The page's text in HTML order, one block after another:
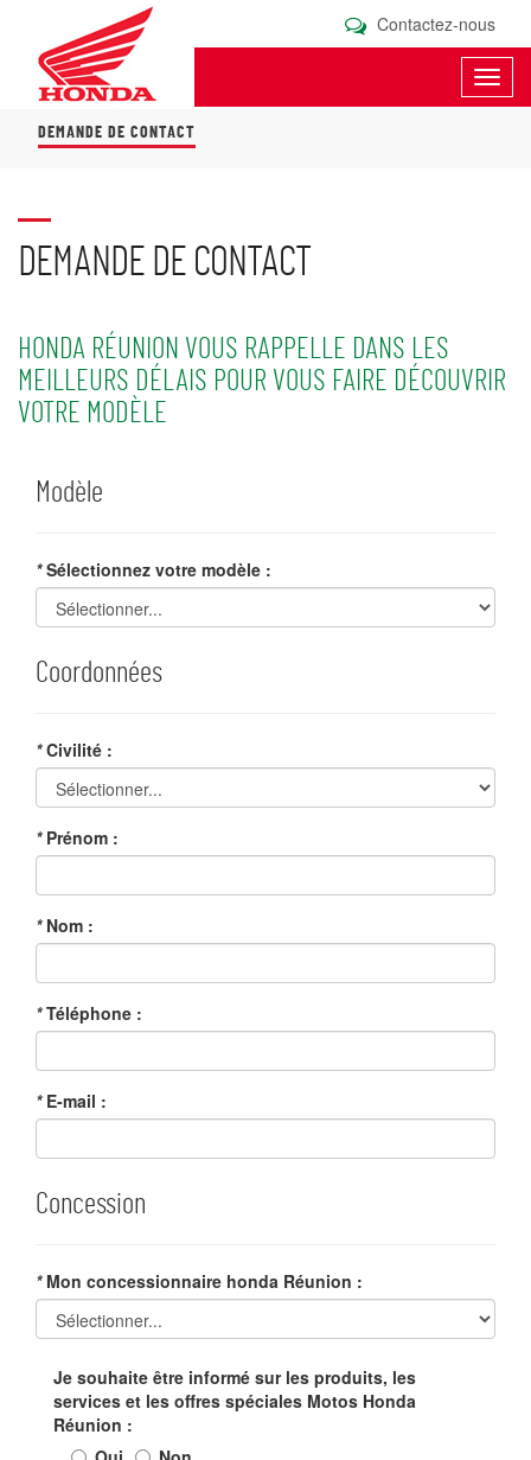
Contactez-nous
DEMANDE DE CONTACT
DEMANDE DE CONTACT
HONDA RÉUNION VOUS RAPPELLE DANS LES
MEILLEURS DÉLAIS POUR VOUS FAIRE DÉCOUVRIR
VOTRE MODÈLE
Modèle
* Sélectionnez votre modèle :
Coordonnées
* Civilité :
* Prénom :
* Nom :
* Téléphone :
* E-mail :
Concession
* Mon concessionnaire honda Réunion :
Je souhaite être informé sur les produits, les
services et les offres spéciales Motos Honda
Réunion :